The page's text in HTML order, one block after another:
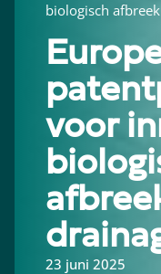
biologisch
voor
23 juni 2025